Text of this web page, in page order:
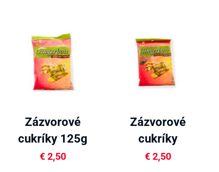
Zázvorové
cukríky 125g
€2,50
Zázvorové
cukríky
Pepermint
€2,50